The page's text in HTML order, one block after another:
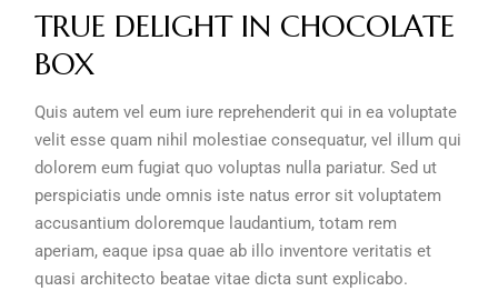
TRUE DELIGHT IN CHOCOLATE
BOX
Quis autem vel eum iure reprehenderit qui in ea voluptate
velit esse quam nihil molestiae consequatur, vel illum qui
dolorem eum fugiat quo voluptas nulla pariatur. Sed ut
perspiciatis unde omnis iste natus error sit voluptatem
accusantium doloremque laudantium, totam rem
aperiam, eaque ipsa quae ab illo inventore veritatis et
quasi architecto beatae vitae dicta sunt explicabo.